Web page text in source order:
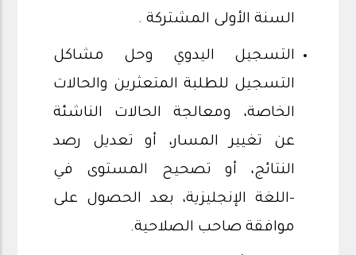
السنة الأولى المشتركة .
التسجيل اليدوي وحل مشاكل
التسجيل للطلبة المتعثرين والحالات
الخاصة، ومعالجة الحالات الناشئة
عن تغيير المسار، أو تعديل رصد
النتائج، أو تصحيح المستوى في
-اللغة الإنجليزية، بعد الحصول على
موافقة صاحب الصلاحية.